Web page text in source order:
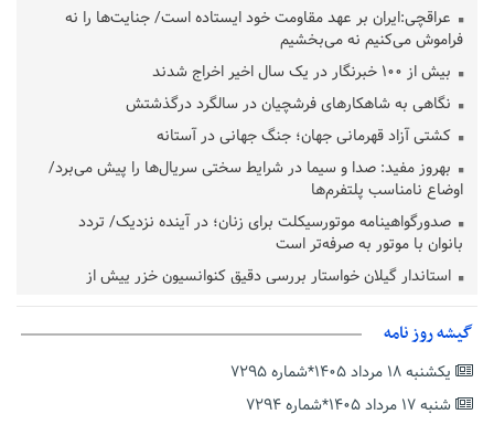
عراقچی:ایران بر عهد مقاومت خود ایستاده است/ جنایت‌ها را نه
فراموش می‌کنیم نه می‌بخشیم
بیش از ۱۰۰ خبرنگار در یک سال اخیر اخراج شدند
نگاهی به شاهکارهای فرشچیان در سالگرد درگذشتش
کشتی آزاد قهرمانی جهان؛ جنگ جهانی در آستانه
بهروز مفید: صدا و سیما در شرایط سختی سریال‌ها را پیش می‌برد/
اوضاع نامناسب پلتفرم‌ها
صدورگواهینامه موتورسیکلت برای زنان؛ در آینده نزدیک/ تردد
بانوان با موتور به‌ صرفه‌تر است
استاندار گیلان خواستار بررسی دقیق کنوانسیون خزر پیش از
پزشکیان‌: بهترین زمان برای دستیابی به توافق شرایط کنونی است/از
عارف: جنگ اصلی امروز، جنگ روایت‌ها بر سر امید و هویت ملی
است
گیشه روز نامه
یکشنبه ۱۸ مرداد ۱۴۰۵*شماره ۷۲۹۵
شنبه ۱۷ مرداد ۱۴۰۵*شماره ۷۲۹۴